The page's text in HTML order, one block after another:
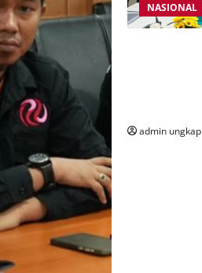
NASIONAL
admin ungkap